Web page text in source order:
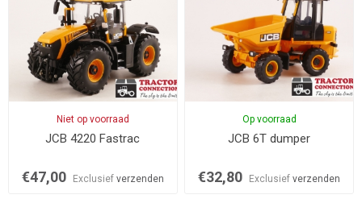
Niet op voorraad
JCB 4220 Fastrac
€47,00 Exclusief verzenden
Op voorraad
JCB 6T dumper
€32,80 Exclusiefverzenden